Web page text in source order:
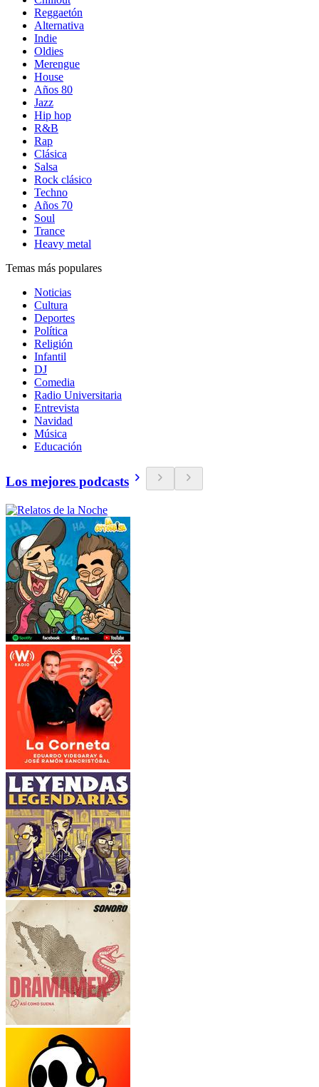
Reggaetón
Alternativa
Indie
Oldies
Merengue
House
Años 80
Jazz
Hip hop
R&B
Rap
Clásica
Salsa
Rock clásico
Techno
Años 70
Soul
Trance
Heavy metal
Temas más populares
Noticias
Cultura
Deportes
Política
Religión
Infantil
DJ
Comedia
Radio Universitaria
Entrevista
Navidad
Música
Educación
Los mejores podcasts